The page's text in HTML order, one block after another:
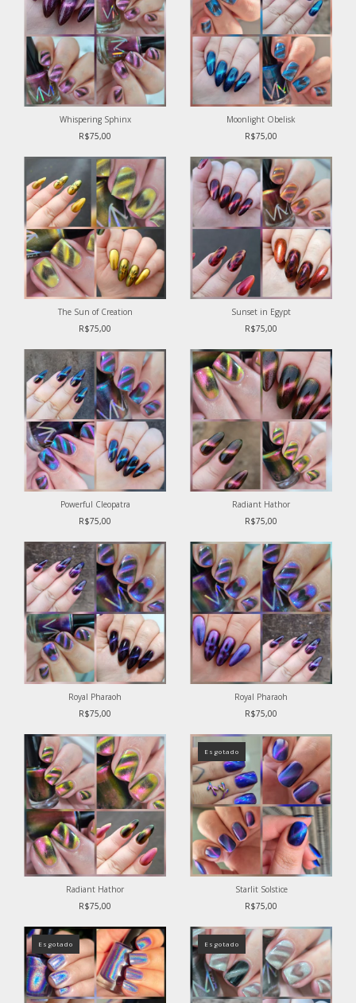
Whispering Sphinx
R$75,00
Moonlight Obelisk
R$75,00
The Sun of Creation
R$75,00
Sunset in Egypt
R$75,00
Powerful Cleopatra
R$75,00
Radiant Hathor
R$75,00
Royal Pharaoh
R$75,00
Royal Pharaoh
R$75,00
Radiant Hathor
R$75,00
Esgotado
Starlit Solstice
R$75,00
Esgotado Esgotado